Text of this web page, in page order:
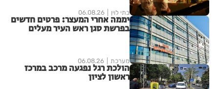
בתי לוין 06.08.26
יממה אחרי המעצר: פרטים חדשים
בפרשת סגן ראש העיר מעלים
מערכת 06.08.26
הולכת רגל נפגעה מרכב במרכז
ראשון לציון